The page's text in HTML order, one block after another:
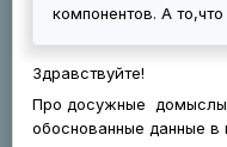
компонентов. А
Здравствуйте!
Про досужные домыслы
обоснованные данные в